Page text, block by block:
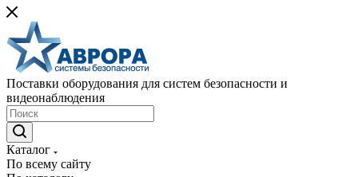
Поставки оборудования для систем безопасности и
видеонаблюдения
Каталог
По всему сайту